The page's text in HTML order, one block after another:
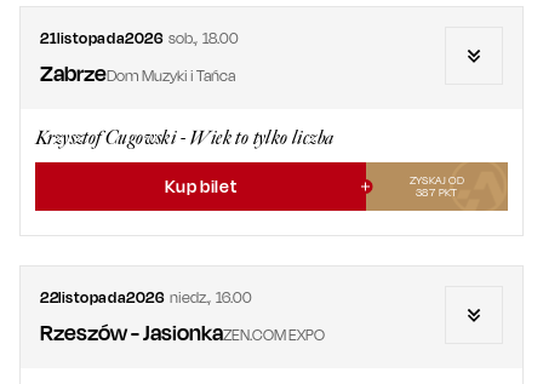
21listopada2026 sob.,18.00
ZabrzeDom Muzyki i Tańca
Krzysztof Cugowski - Wiek to tylko liczba
Kup bilet
ZYSKAJ OD
387 PKT
22listopada2026 niedz.,16.00
Rzeszów - JasionkaZEN.COM EXPO